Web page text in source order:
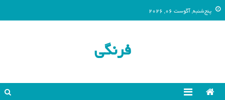
پنج‌شنبه, آگوست 06, 2026
فرنگی